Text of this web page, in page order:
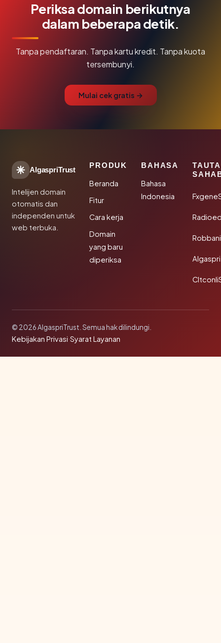
Periksa domain berikutnya
dalam beberapa detik.
Tanpa pendaftaran. Tanpa kartu kredit. Tanpa kuota
tersembunyi.
Mulai cek gratis →
AlgaspriTrust
Intelijen domain
otomatis dan
independen untuk
web terbuka.
PRODUK
Beranda
Fitur
Cara kerja
Domain
yang baru
diperiksa
BAHASA
Bahasa
Indonesia
© 2026 AlgaspriTrust. Semua hak dilindungi.
Kebijakan Privasi·Syarat Layanan